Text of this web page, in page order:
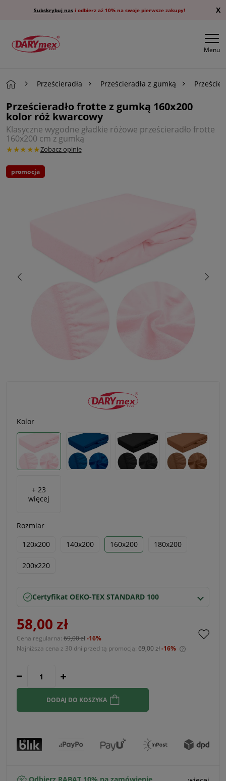
Subskrybuj nasi odbierz aż 10% na swoje pierwsze zakupy! X
Menu
Prześcieradła Prześcieradła z gumką
Prześcieradło frotte z gumką 160x200
kolor róż kwarcowy
Klasyczne wygodne gładkie różowe prześcieradło frotte
160x200 cm z gumką
★★★★★Zobacz opinie
promocja
Kolor
+ 23
więcej
Rozmiar
120x200
140x200 160x200 180x200
200x220
Certyfikat OEKO-TEX STANDARD 100
58,00 zł
Cena regularna: 69,00 zł-16%
Najniższa cena z 30 dni przed tą promocją: 69,00 zł-16%
DODAJ DO KOSZYKA